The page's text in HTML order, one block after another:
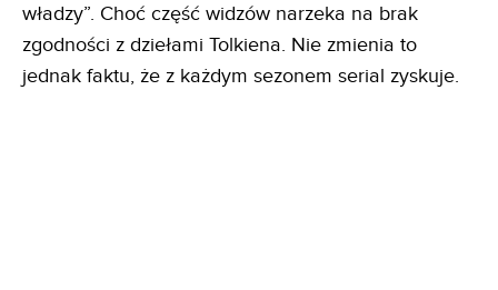
władzy”. Choć część widzów narzeka na brak
zgodności z dziełami Tolkiena. Nie zmienia to
jednak faktu, że z każdym sezonem serial zyskuje.